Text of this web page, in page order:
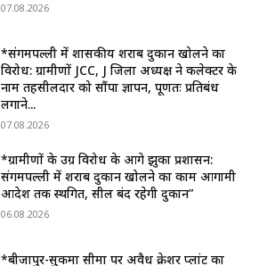
07.08.2026
*संगमपल्ली में शासकीय शराब दुकान खोलने का
विरोध: ग्रामीणों JCC, J जिला अध्यक्ष ने कलेक्टर के
नाम तहसीलदार को सौंपा ज्ञापन, पूर्णतः प्रतिबंध
लगाने...
07.08.2026
*ग्रामीणों के उग्र विरोध के आगे झुका प्रशासन:
संगमपल्ली में शराब दुकान खोलने का काम आगामी
आदेश तक स्थगित, सील बंद रहेगी दुकान”
06.08.2026
*बीजापुर-सुकमा सीमा पर अवैध क्रेशर प्लांट का